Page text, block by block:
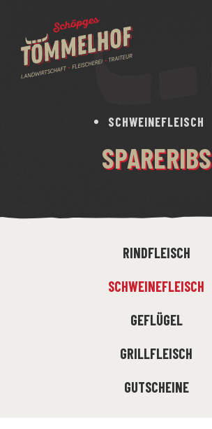
SCHWEINEFLEISCH
SPARERIBS
RINDFLEISCH
SCHWEINEFLEISCH
GEFLÜGEL
GRILLFLEISCH
GUTSCHEINE